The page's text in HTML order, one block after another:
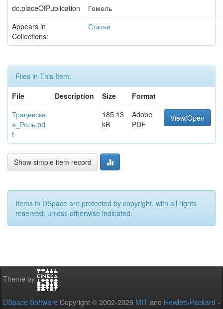
dc.placeOfPublication
Гомель
Appears in
Collections:
Статьи
Files in This Item:
File
Description Size
Format
Трацевска
я_Роль.pd
f
185.13
kB
Adobe
PDF
View/Open
Show simple item record
Items in DSpace are protected by copyright, with all rights
reserved, unless otherwise indicated.
Theme by
DSpace Software Copyright © 2002-2026 MIT and Hewlett-Packard -